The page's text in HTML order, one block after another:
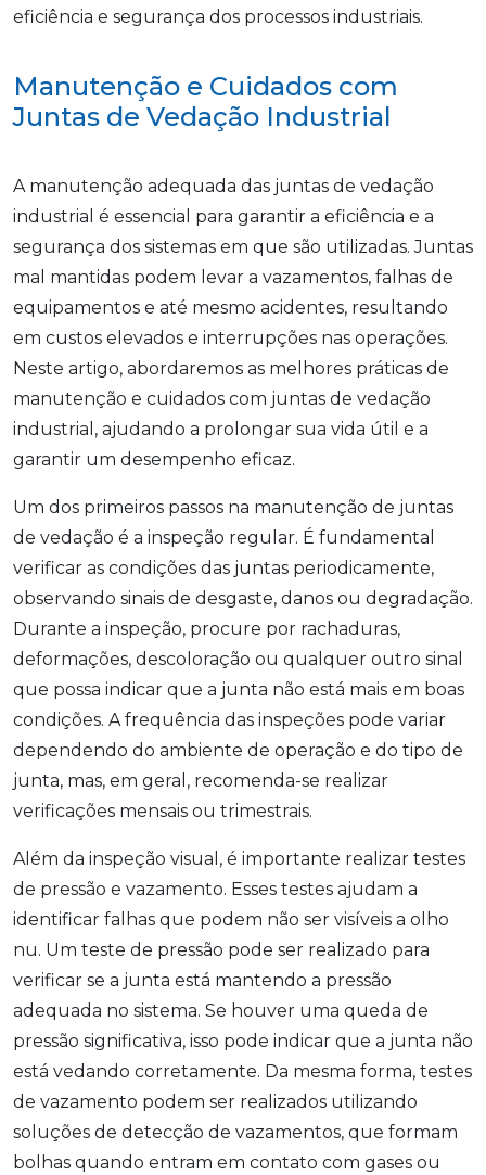
eficiência e segurança dos processos industriais.
Manutenção e Cuidados com
Juntas de Vedação Industrial
A manutenção adequada das juntas de vedação
industrial é essencial para garantir a eficiência e a
segurança dos sistemas em que são utilizadas. Juntas
mal mantidas podem levar a vazamentos, falhas de
equipamentos e até mesmo acidentes, resultando
em custos elevados e interrupções nas operações.
Neste artigo, abordaremos as melhores práticas de
manutenção e cuidados com juntas de vedação
industrial, ajudando a prolongar sua vida útil e a
garantir um desempenho eficaz.
Um dos primeiros passos na manutenção de juntas
de vedação é a inspeção regular. É fundamental
verificar as condições das juntas periodicamente,
observando sinais de desgaste, danos ou degradação.
Durante a inspeção, procure por rachaduras,
deformações, descoloração ou qualquer outro sinal
que possa indicar que a junta não está mais em boas
condições. A frequência das inspeções pode variar
dependendo do ambiente de operação e do tipo de
junta, mas, em geral, recomenda-se realizar
verificações mensais ou trimestrais.
Além da inspeção visual, é importante realizar testes
de pressão e vazamento. Esses testes ajudam a
identificar falhas que podem não ser visíveis a olho
nu. Um teste de pressão pode ser realizado para
verificar se a junta está mantendo a pressão
adequada no sistema. Se houver uma queda de
pressão significativa, isso pode indicar que a junta não
está vedando corretamente. Da mesma forma, testes
de vazamento podem ser realizados utilizando
soluções de detecção de vazamentos, que formam
bolhas quando entram em contato com gases ou